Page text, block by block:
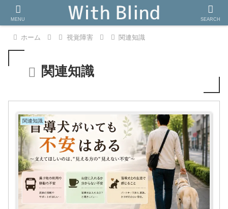
ホーム 視覚障害 関連知識
関連知識
関連知識
MENU SEARCH